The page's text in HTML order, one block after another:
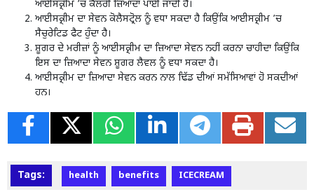
ਆਈਸਕ੍ਰੀਮ ’ਚ ਕੈਲਰੀ ਜ਼ਿਆਦਾ ਪਾਈ ਜਾਂਦੀ ਹੈ।
ਆਈਸਕ੍ਰੀਮ ਦਾ ਸੇਵਨ ਕੋਲੈਸਟ੍ਰੋਲ ਨੂੰ ਵਧਾ ਸਕਦਾ ਹੈ ਕਿਉਂਕਿ ਆਈਸਕ੍ਰੀਮ ’ਚ
ਸੈਚੁਰੇਟਿਡ ਫੈਟ ਹੁੰਦਾ ਹੈ।
ਸ਼ੂਗਰ ਦੇ ਮਰੀਜ਼ਾਂ ਨੂੰ ਆਈਸਕ੍ਰੀਮ ਦਾ ਜ਼ਿਆਦਾ ਸੇਵਨ ਨਹੀਂ ਕਰਨਾ ਚਾਹੀਦਾ ਕਿਉਂਕਿ
ਇਸ ਦਾ ਜ਼ਿਆਦਾ ਸੇਵਨ ਸ਼ੂਗਰ ਲੈਵਲ ਨੂੰ ਵਧਾ ਸਕਦਾ ਹੈ।
ਆਈਸਕ੍ਰੀਮ ਦਾ ਜ਼ਿਆਦਾ ਸੇਵਨ ਕਰਨ ਨਾਲ ਢਿੱਡ ਦੀਆਂ ਸਮੱਸਿਆਵਾਂ ਹੋ ਸਕਦੀਆਂ
ਹਨ।
Tags: health benefits ICECREAM